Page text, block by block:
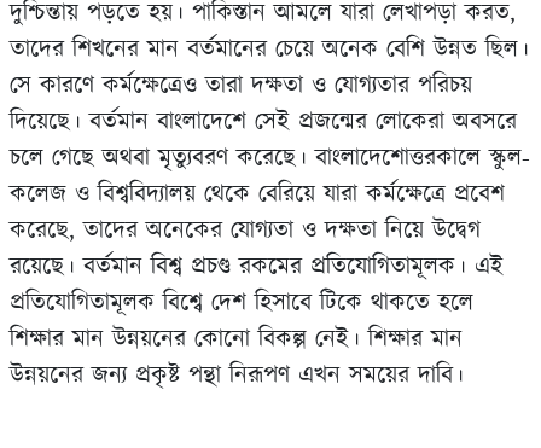
দুশ্চিন্তায় পড়তে হয়। পাকিস্তান আমলে যারা লেখাপড়া করত,
তাদের শিখনের মান বর্তমানের চেয়ে অনেক বেশি উন্নত ছিল।
সে কারণে কর্মক্ষেত্রেও তারা দক্ষতা ও যোগ্যতার পরিচয়
দিয়েছে। বর্তমান বাংলাদেশে সেই প্রজন্মের লোকেরা অবসরে
চলে গেছে অথবা মৃত্যুবরণ করেছে। বাংলাদেশোত্তরকালে স্কুল-
কলেজ ও বিশ্ববিদ্যালয় থেকে বেরিয়ে যারা কর্মক্ষেত্রে প্রবেশ
করেছে, তাদের অনেকের যোগ্যতা ও দক্ষতা নিয়ে উদ্বেগ
রয়েছে। বর্তমান বিশ্ব প্রচণ্ড রকমের প্রতিযোগিতামূলক। এই
প্রতিযোগিতামূলক বিশ্বে দেশ হিসাবে টিকে থাকতে হলে
শিক্ষার মান উন্নয়নের কোনো বিকল্প নেই। শিক্ষার মান
উন্নয়নের জন্য প্রকৃষ্ট পন্থা নিরূপণ এখন সময়ের দাবি।